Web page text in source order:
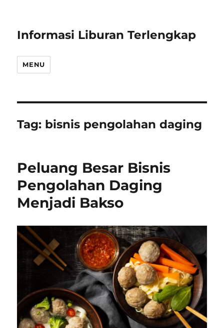
Informasi Liburan Terlengkap
MENU
Tag: bisnis pengolahan daging
Peluang Besar Bisnis
Pengolahan Daging
Menjadi Bakso